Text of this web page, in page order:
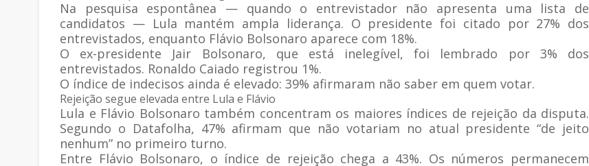
Na pesquisa espontânea — quando o entrevistador não apresenta uma lista de
candidatos — Lula mantém ampla liderança. O presidente foi citado por 27% dos
entrevistados, enquanto Flávio Bolsonaro aparece com 18%.
O ex-presidente Jair Bolsonaro, que está inelegível, foi lembrado por 3% dos
entrevistados. Ronaldo Caiado registrou 1%.
O índice de indecisos ainda é elevado: 39% afirmaram não saber em quem votar.
Rejeição segue elevada entre Lula e Flávio
Lula e Flávio Bolsonaro também concentram os maiores índices de rejeição da disputa.
Segundo o Datafolha, 47% afirmam que não votariam no atual presidente “de jeito
nenhum” no primeiro turno.
Entre Flávio Bolsonaro, o índice de rejeição chega a 43%. Os números permanecem